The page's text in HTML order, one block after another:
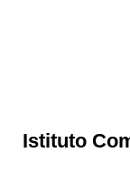
Istituto